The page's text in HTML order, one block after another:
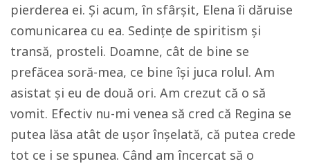
pierderea ei. Și acum, în sfârșit, Elena îi dăruise
comunicarea cu ea. Sedințe de spiritism și
transă, prosteli. Doamne, cât de bine se
prefăcea soră-mea, ce bine își juca rolul. Am
asistat și eu de două ori. Am crezut că o să
vomit. Efectiv nu-mi venea să cred că Regina se
putea lăsa atât de ușor înșelată, că putea crede
tot ce i se spunea. Când am încercat să o